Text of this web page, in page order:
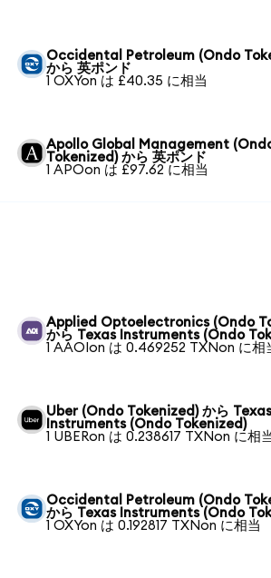
Occidental Petroleum (Ondo
から 英ポンド
1 OXYon は £40.35 に相当
Apollo Global Management
Tokenized) から 英ポンド
1 APOon は £97.62 に相当
Applied Optoelectronics (Ondo
から Texas Instruments (Ondo
1 AAOIon は 0.469252 TXNon に相
Uber (Ondo Tokenized) から
Instruments (Ondo Tokenized)
1 UBERon は 0.238617 TXNon に相
Occidental Petroleum (Ondo
から Texas Instruments (Ondo
1 OXYon は 0.192817 TXNon に相当